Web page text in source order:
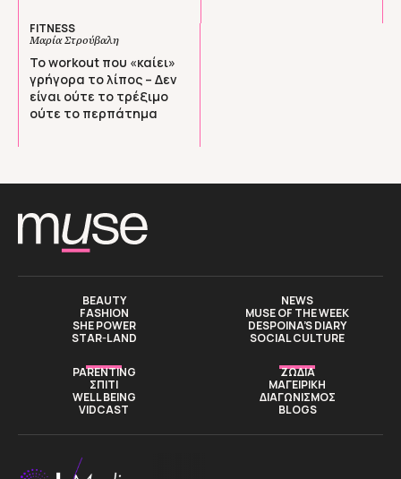
FITNESS
Μαρία Στρούβαλη
Το workout που «καίει»
γρήγορα το λίπος – Δεν
είναι ούτε το τρέξιμο
ούτε το περπάτημα
BEAUTY
FASHION
SHE POWER
STAR-LAND
NEWS
MUSE OF THE WEEK
DESPOINA’S DIARY
SOCIAL CULTURE
PARENTING
ΣΠΙΤΙ
WELL BEING
VIDCAST
ΖΩΔΙΑ
ΜΑΓΕΙΡΙΚΗ
ΔΙΑΓΩΝΙΣΜΟΣ
BLOGS